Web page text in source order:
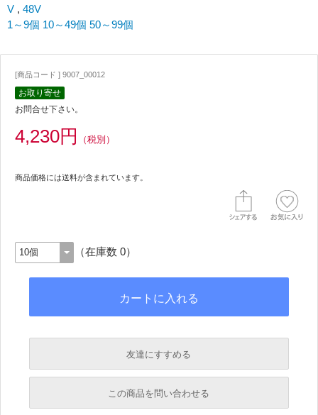
V , 48V
1～9個 10～49個 50～99個
[商品コード ] 9007_00012
お取り寄せ
お問合せ下さい。
4,230円 （税別）
商品価格には送料が含まれています。
（在庫数 0）
友達にすすめる
必須
この商品を問い合わせる